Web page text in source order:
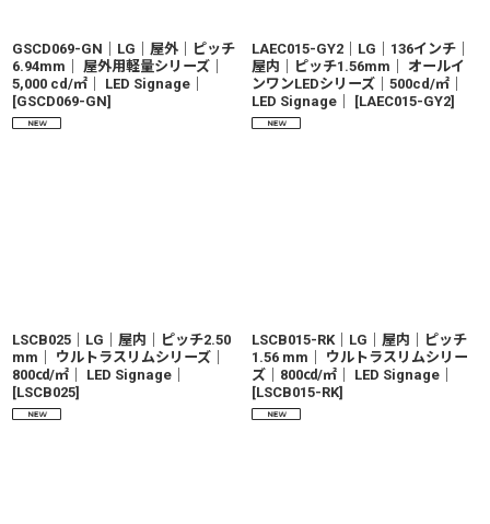
絞り込む
GSCD069-GN｜LG｜屋外｜ピッチ
6.94mm｜ 屋外用軽量シリーズ｜
5,000 cd/㎡｜ LED Signage｜
[GSCD069-GN]
LAEC015-GY2｜LG｜136インチ｜
屋内｜ピッチ1.56mm｜ オールイ
ンワンLEDシリーズ｜500cd/㎡｜
LED Signage｜
[LAEC015-GY2]
LSCB025｜LG｜屋内｜ピッチ2.50
mm｜ ウルトラスリムシリーズ｜
800㏅/㎡｜ LED Signage｜
[LSCB025]
LSCB015-RK｜LG｜屋内｜ピッチ
1.56 mm｜ ウルトラスリムシリー
ズ｜800㏅/㎡｜ LED Signage｜
[LSCB015-RK]